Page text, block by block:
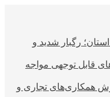
هشدار نارنجی هواشناسی برای ۴ استان؛ رگبار شدید و
قابل توجهی مواجه
همکاری‌های تجاری و